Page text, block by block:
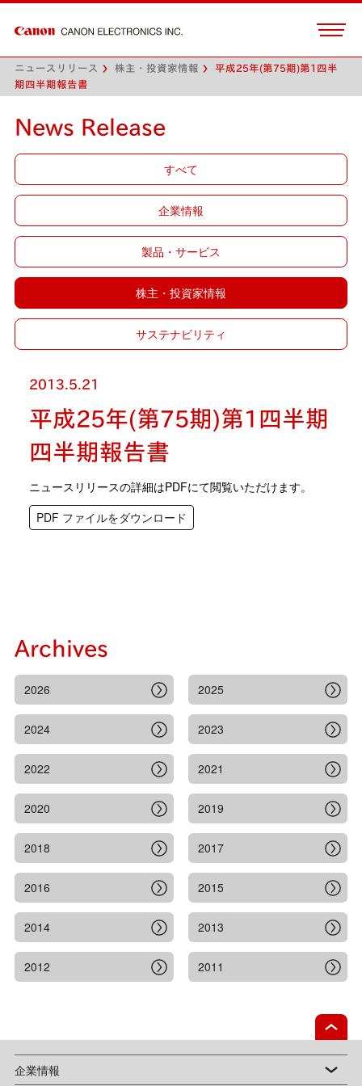
ニュースリリース 株主・投資家情報
平成25年(第75期)第1四半
期四半期報告書
News Release
すべて
企業情報
製品・サービス
株主・投資家情報
サステナビリティ
2013.5.21
平成25年(第75期)第1四半期
四半期報告書
ニュースリリースの詳細はPDFにて閲覧いただけます。
PDF ファイルをダウンロード
Archives
2026 2025
2024 2023
2022 2021
2020 2019
2018 2017
2016 2015
2014 2013
2012 2011
企業情報